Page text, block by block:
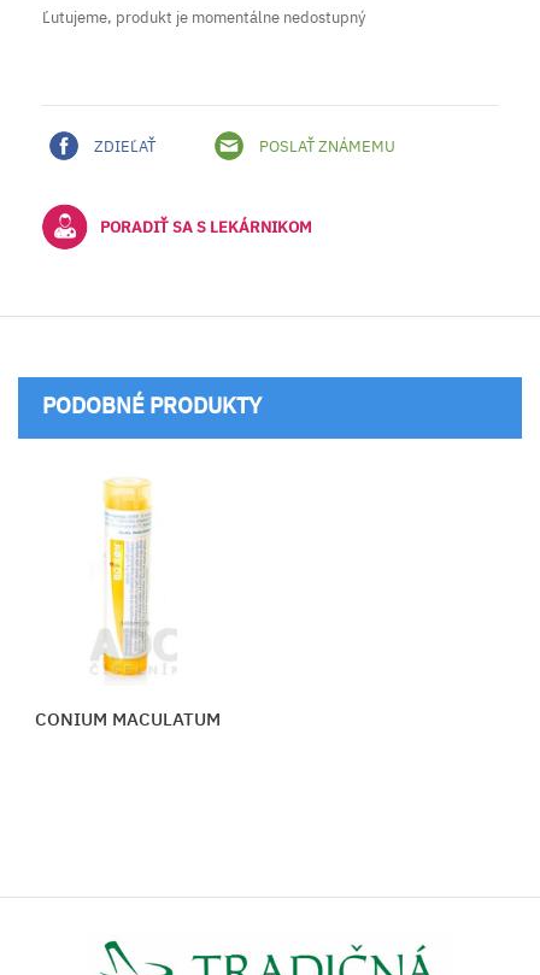
Ľutujeme, produkt je momentálne nedostupný
ZDIEĽAŤ POSLAŤ ZNÁMEMU
PORADIŤ SA S LEKÁRNIKOM
PODOBNÉ PRODUKTY
CONIUM MACULATUM